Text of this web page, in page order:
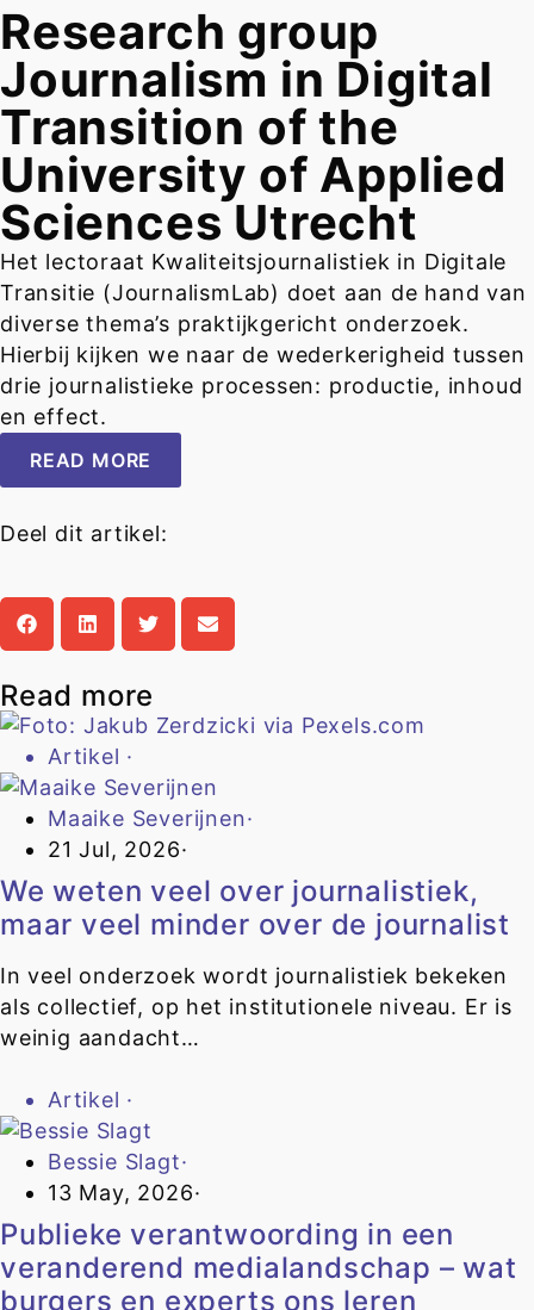
Research group
Journalism in Digital
Transition of the
University of Applied
Sciences Utrecht
Het lectoraat Kwaliteitsjournalistiek in Digitale
Transitie (JournalismLab) doet aan de hand van
diverse thema’s praktijkgericht onderzoek.
Hierbij kijken we naar de wederkerigheid tussen
drie journalistieke processen: productie, inhoud
en effect.
READ MORE
Deel dit artikel:
Read more
Artikel ·
Maaike Severijnen·
21 Jul, 2026·
We weten veel over journalistiek,
maar veel minder over de journalist
In veel onderzoek wordt journalistiek bekeken
als collectief, op het institutionele niveau. Er is
weinig aandacht…
Artikel ·
Bessie Slagt·
13 May, 2026·
Publieke verantwoording in een
veranderend medialandschap – wat
burgers en experts ons leren